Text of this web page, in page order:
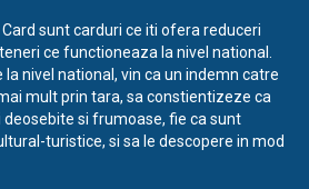
Card sunt carduri ce iti ofera reduceri
ce functioneaza la nivel national.
nivel national, vin ca un indemn catre
mult prin tara, sa constientizeze ca
si frumoase, fie ca sunt
turistice, si sa le descopere in mod